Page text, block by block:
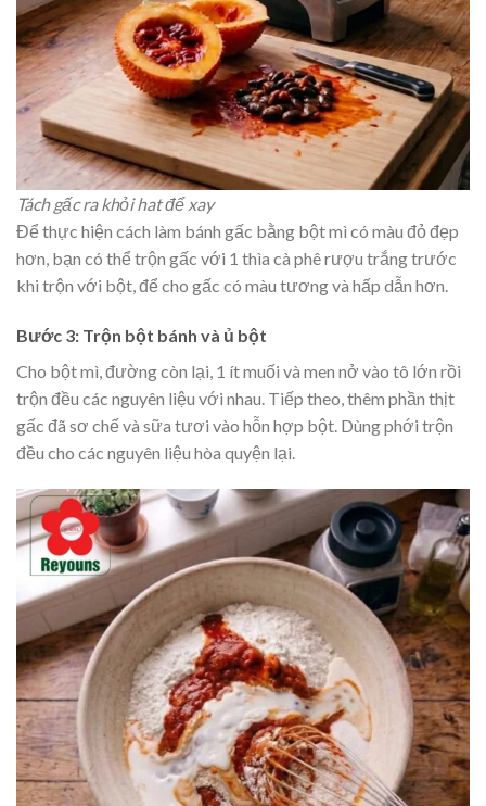
Tách gấc ra khỏi hat để xay
Để thực hiện cách làm bánh gấc bằng bột mì có màu đỏ đẹp
hơn, bạn có thể trộn gấc với 1 thìa cà phê rượu trắng trước
khi trộn với bột, để cho gấc có màu tương và hấp dẫn hơn.
Bước 3: Trộn bột bánh và ủ bột
Cho bột mì, đường còn lại, 1 ít muối và men nở vào tô lớn rồi
trộn đều các nguyên liệu với nhau. Tiếp theo, thêm phần thịt
gấc đã sơ chế và sữa tươi vào hỗn hợp bột. Dùng phới trộn
đều cho các nguyên liệu hòa quyện lại.